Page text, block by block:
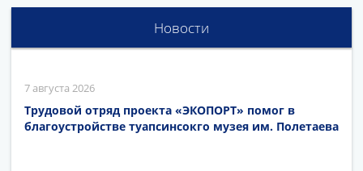
Новости
7 августа 2026
Трудовой отряд проекта «ЭКОПОРТ» помог в
благоустройстве туапсинсокго музея им. Полетаева